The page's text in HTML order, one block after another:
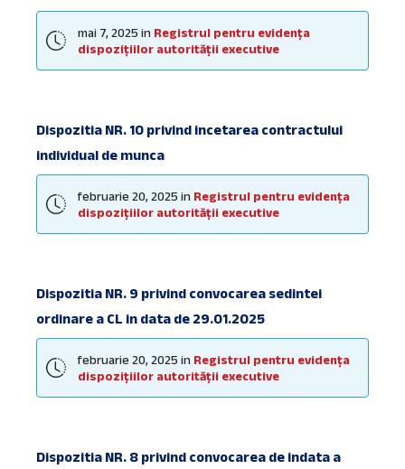
size:
mai 7, 2025 in Registrul pentru evidența
dispozițiilor autorității executive
Dispozitia NR. 10 privind incetarea contractului
individual de munca
februarie 20, 2025 in Registrul pentru evidența
dispozițiilor autorității executive
Dispozitia NR. 9 privind convocarea sedintei
ordinare a CL in data de 29.01.2025
februarie 20, 2025 in Registrul pentru evidența
dispozițiilor autorității executive
Dispozitia NR. 8 privind convocarea de indata a